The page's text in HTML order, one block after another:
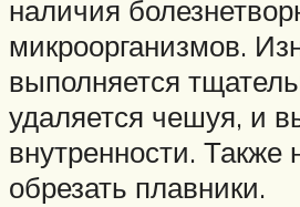
наличия
микроорганизмов.
выполняется
удаляется чешуя, и
внутренности. Также
обрезать плавники.